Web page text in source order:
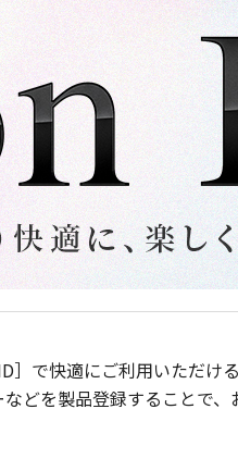
で快適にご利用いただけ
どを製品登録することで